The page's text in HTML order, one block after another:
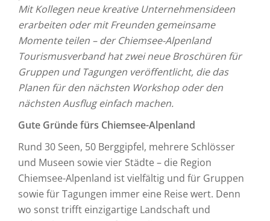
Mit Kollegen neue kreative Unternehmensideen
erarbeiten oder mit Freunden gemeinsame
Momente teilen – der Chiemsee-Alpenland
Tourismusverband hat zwei neue Broschüren für
Gruppen und Tagungen veröffentlicht, die das
Planen für den nächsten Workshop oder den
nächsten Ausflug einfach machen.
Gute Gründe fürs Chiemsee-Alpenland
Rund 30 Seen, 50 Berggipfel, mehrere Schlösser
und Museen sowie vier Städte – die Region
Chiemsee-Alpenland ist vielfältig und für Gruppen
sowie für Tagungen immer eine Reise wert. Denn
wo sonst trifft einzigartige Landschaft und